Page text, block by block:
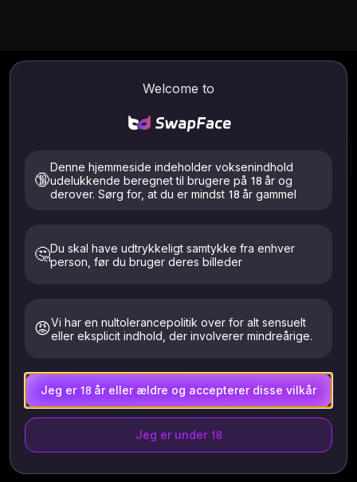
Welcome to
🔞
Denne hjemmeside indeholder voksenindhold
udelukkende beregnet til brugere på 18 år og
derover. Sørg for, at du er mindst 18 år gammel
🤔Du skal have udtrykkeligt samtykke fra enhver
person, før du bruger deres billeder
😡Vi har en nultolerancepolitik over for alt sensuelt
eller eksplicit indhold, der involverer mindreårige.
Jeg er 18 år eller ældre og accepterer disse vilkår
Jeg er under 18
Optjente kreditter
2026-08-07